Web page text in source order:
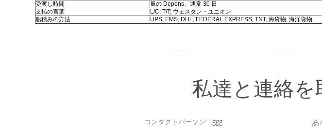
受渡し時間
量の Depens、通常 30 日
支払の言葉
L/C; T/T; ウェスタン・ユニオン
船積みの方法
UPS; EMS; DHL; FEDERAL EXPRESS; TNT; 海貨物; 海洋貨物
私達と連絡
コンタクトパーソン:
ggg
あ